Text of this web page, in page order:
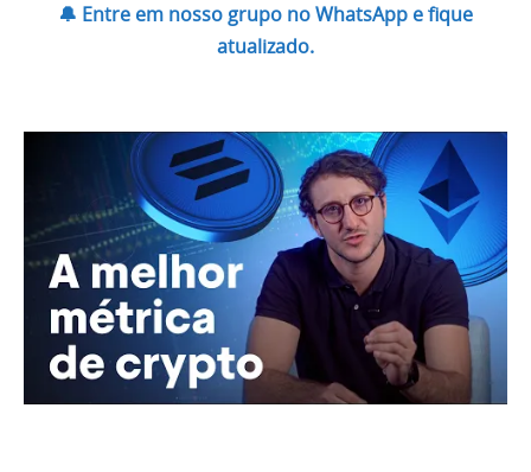
🔔 Entre em nosso grupo no WhatsApp e fique
atualizado.